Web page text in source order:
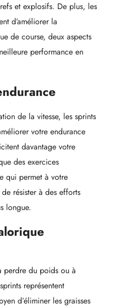
et explosifs. De plus, les
d’améliorer la
de course, deux aspects
performance en
de la vitesse, les sprints
votre endurance
davantage votre
des exercices
qui permet à votre
résister à des efforts
longue.
perdre du poids ou à
représentent
d’éliminer les graisses